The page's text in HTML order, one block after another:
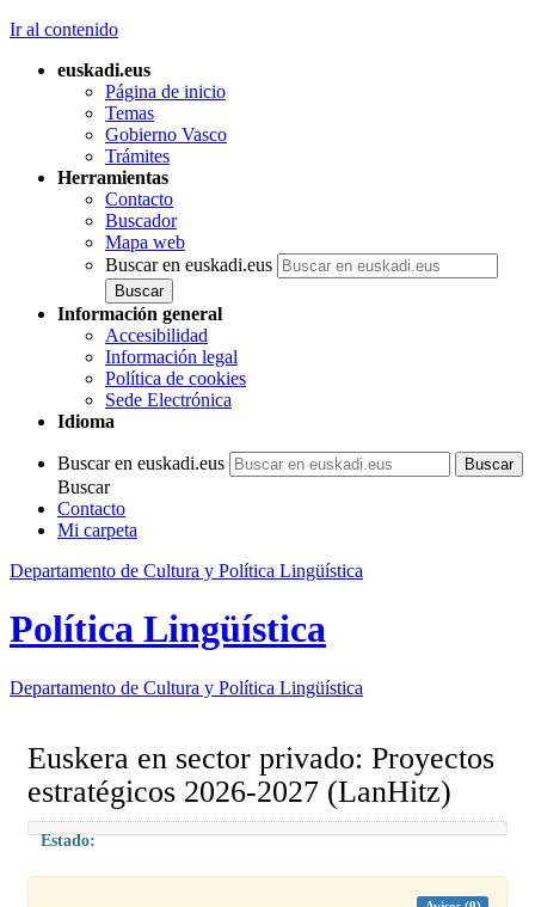
Ir al contenido
euskadi.eus
Página de inicio
Temas
Gobierno Vasco
Trámites
Herramientas
Contacto
Buscador
Mapa web
Buscar en euskadi.eus
Información general
Accesibilidad
Información legal
Política de cookies
Sede Electrónica
Idioma
Buscar en euskadi.eus
Buscar
Contacto
Mi carpeta
Departamento de Cultura y Política Lingüística
Política Lingüística
Departamento de Cultura y Política Lingüística
Euskera en sector privado: Proyectos
estratégicos 2026-2027 (LanHitz)
Estado: